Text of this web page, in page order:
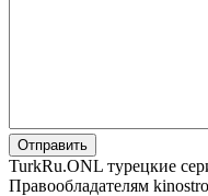
Отправить
TurkRu.ONL турецкие
Правообладателям